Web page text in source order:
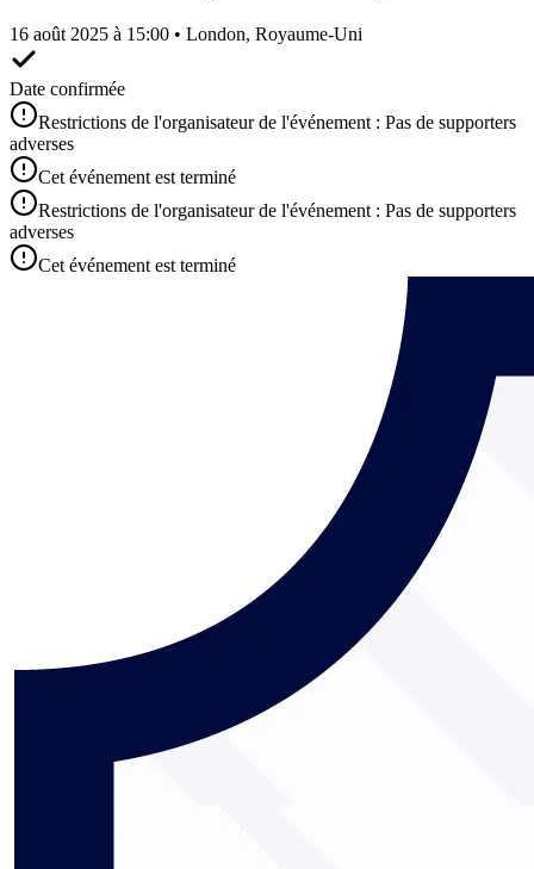
16 août 2025 à 15:00 • London, Royaume-Uni
Date confirmée
Restrictions de l'organisateur de l'événement : Pas de supporters
adverses
Cet événement est terminé
Restrictions de l'organisateur de l'événement : Pas de supporters
adverses
Cet événement est terminé